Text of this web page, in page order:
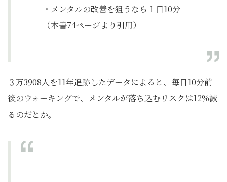
・メンタルの改善を狙うなら１日10分
（本書74ページより引用）
３万3908人を11年追跡したデータによると、毎日10分前
後のウォーキングで、メンタルが落ち込むリスクは12%減
るのだとか。